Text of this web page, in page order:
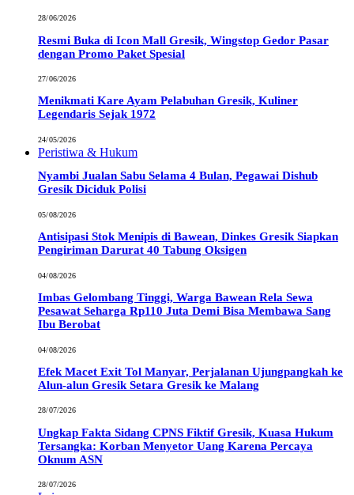
28/06/2026
Resmi Buka di Icon Mall Gresik, Wingstop Gedor Pasar
dengan Promo Paket Spesial
27/06/2026
Menikmati Kare Ayam Pelabuhan Gresik, Kuliner
Legendaris Sejak 1972
24/05/2026
Peristiwa & Hukum
Nyambi Jualan Sabu Selama 4 Bulan, Pegawai Dishub
Gresik Diciduk Polisi
05/08/2026
Antisipasi Stok Menipis di Bawean, Dinkes Gresik Siapkan
Pengiriman Darurat 40 Tabung Oksigen
04/08/2026
Imbas Gelombang Tinggi, Warga Bawean Rela Sewa
Pesawat Seharga Rp110 Juta Demi Bisa Membawa Sang
Ibu Berobat
04/08/2026
Efek Macet Exit Tol Manyar, Perjalanan Ujungpangkah ke
Alun-alun Gresik Setara Gresik ke Malang
28/07/2026
Ungkap Fakta Sidang CPNS Fiktif Gresik, Kuasa Hukum
Tersangka: Korban Menyetor Uang Karena Percaya
Oknum ASN
28/07/2026